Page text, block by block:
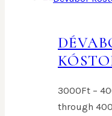
3000Ft –
through